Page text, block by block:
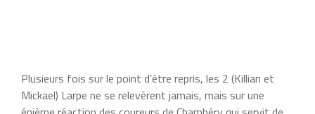
Plusieurs fois sur le point d’être repris, les 2 (Killian et
Mickael) Larpe ne se relevèrent jamais, mais sur une